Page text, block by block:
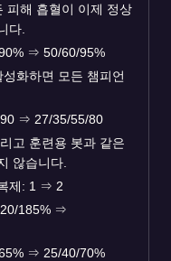
피해 흡혈이 이제 정상
다.
⇒ 50/60/95%
화하면 모든 챔피언
⇒ 27/35/55/80
고 훈련용 봇과 같은
않습니다.
제: 1 ⇒ 2
185% ⇒
⇒ 25/40/70%